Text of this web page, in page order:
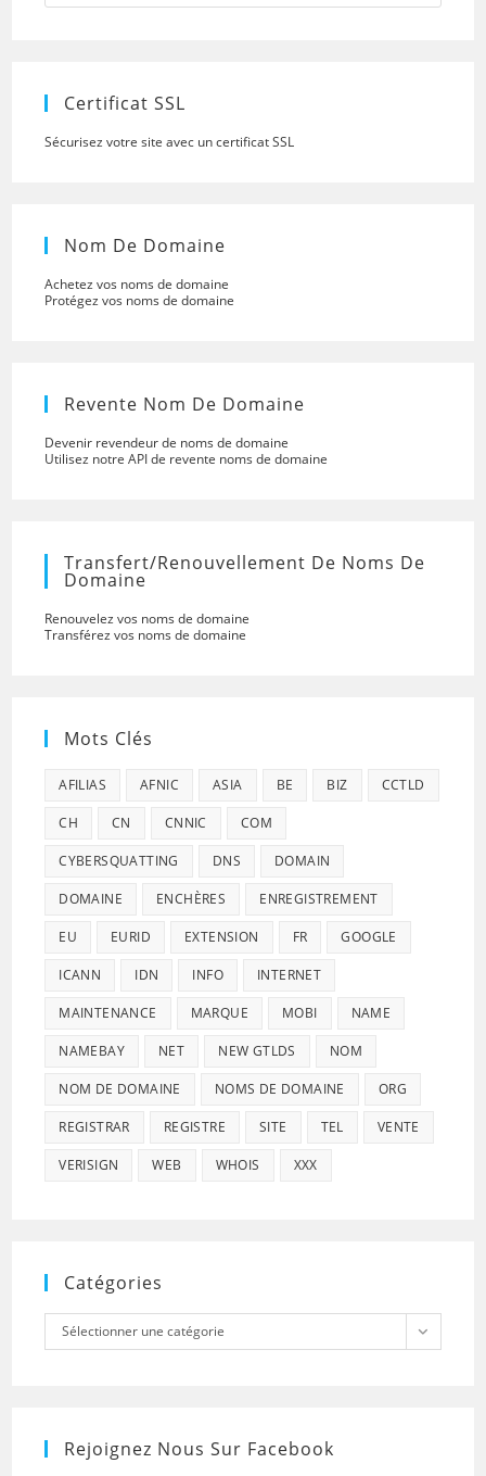
to
Certificat SSL
Sécurisez votre site avec un certificat SSL
Nom De Domaine
Achetez vos noms de domaine
Protégez vos noms de domaine
Revente Nom De Domaine
Devenir revendeur de noms de domaine
Utilisez notre API de revente noms de domaine
Transfert/renouvellement De Noms De
Domaine
Renouvelez vos noms de domaine
Transférez vos noms de domaine
Mots Clés
AFILIAS AFNIC ASIA BE BIZ CCTLD
CH CN CNNIC COM
CYBERSQUATTING DNS DOMAIN
DOMAINE ENCHÈRES ENREGISTREMENT
EU EURID EXTENSION FR GOOGLE
ICANN IDN INFO INTERNET
MAINTENANCE MARQUE MOBI NAME
NAMEBAY NET NEW GTLDS NOM
NOM DE DOMAINE NOMS DE DOMAINE ORG
REGISTRAR REGISTRE SITE TEL VENTE
VERISIGN WEB WHOIS XXX
Catégories
Catégories
Sélectionner une catégorie
Rejoignez Nous Sur Facebook